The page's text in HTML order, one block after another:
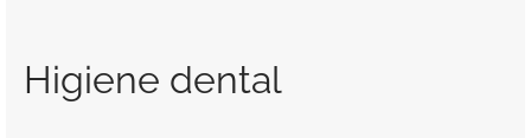
Higiene dental